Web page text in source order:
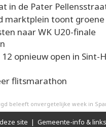
in de Pater
marktplein toont
naar WK U20-finale
opnieuw open in Sint-
flitsmarathon
beleeft onvergetelijke week in
site | Gemeente-info & links